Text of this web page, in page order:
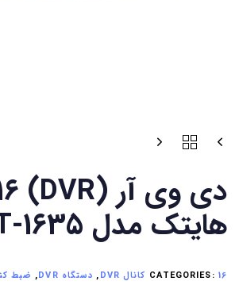
هایتک مدل HT-1635
CATEGORIES: 16 کانال DVR , دستگاه DVR , ضبط